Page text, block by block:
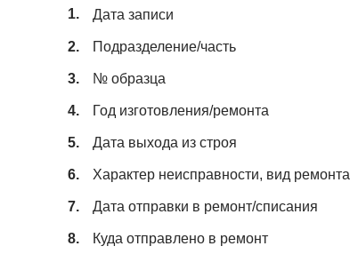
Дата записи
Подразделение/часть
№ образца
Год изготовления/ремонта
Дата выхода из строя
Характер неисправности, вид ремонта
Дата отправки в ремонт/списания
Куда отправлено в ремонт